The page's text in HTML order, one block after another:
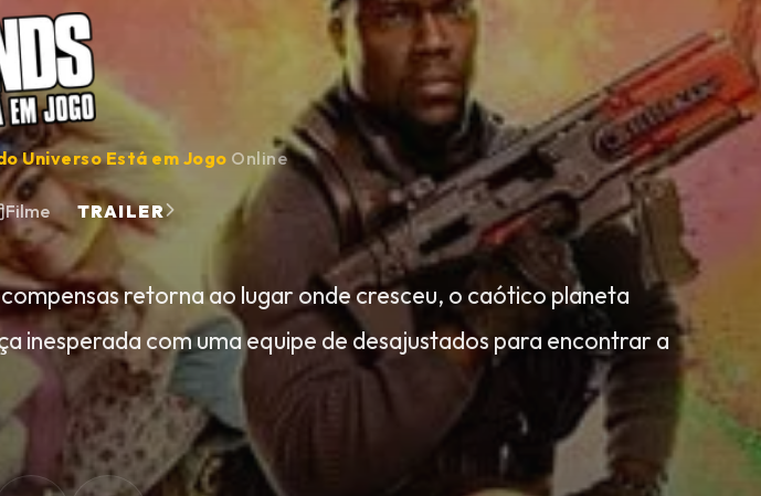
Universo Está em Jogo Online
Filme TRAILER
retorna ao lugar onde cresceu, o caótico planeta
inesperada com uma equipe de desajustados para encontrar a